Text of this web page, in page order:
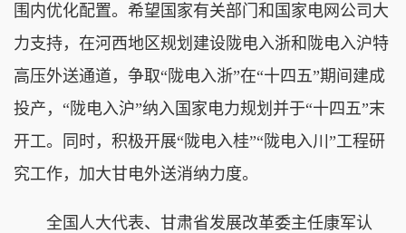
围内优化配置。希望国家有关部门和国家电网公司大
力支持，在河西地区规划建设陇电入浙和陇电入沪特
高压外送通道，争取“陇电入浙”在“十四五”期间建成
投产，“陇电入沪”纳入国家电力规划并于“十四五”末
开工。同时，积极开展“陇电入桂”“陇电入川”工程研
究工作，加大甘电外送消纳力度。
全国人大代表、甘肃省发展改革委主任康军认